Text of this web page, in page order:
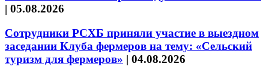
| 05.08.2026
Сотрудники РСХБ приняли участие в выездном
заседании Клуба фермеров на тему: «Сельский
туризм для фермеров» | 04.08.2026